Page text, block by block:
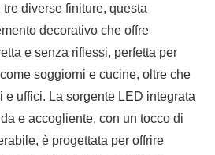
diverse finiture, questa
decorativo che offre
e senza riflessi, perfetta per
soggiorni e cucine, oltre che
e uffici. La sorgente LED integrata
e accogliente, con un tocco di
è progettata per offrire